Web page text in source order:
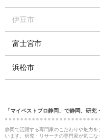
伊豆市
富士宮市
浜松市
「マイベストプロ静岡」で静岡、研
静岡で活躍する専門家のこだわりや魅力
います。研究・リサーチの専門家が気に